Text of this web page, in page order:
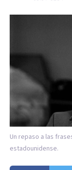
Un repaso a las
estadounidense.